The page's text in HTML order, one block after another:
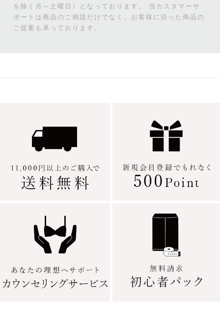
を除く月～土曜日》となっております。
当カスタマーサ
ポートは商品のご相談だけでなく、お客様に沿った商品の
ご提案も承っております。